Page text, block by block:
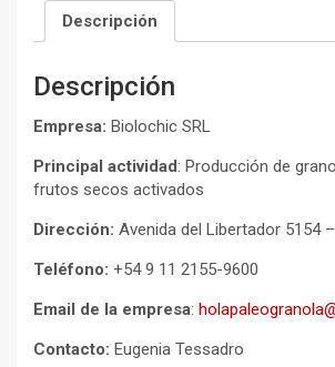
Descripción
Descripción
Empresa: Biolochic SRL
Principal actividad: Producción de
frutos secos activados
Dirección: Avenida del Libertador 5154
Teléfono: +54 9 11 2155-9600
Email de la empresa:
Contacto: Eugenia Tessadro